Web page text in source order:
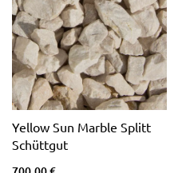
Yellow Sun Marble Splitt
Schüttgut